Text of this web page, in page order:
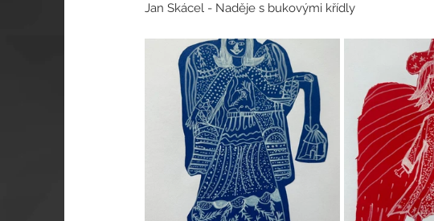
Jan Skácel - Naděje s bukovými křídly